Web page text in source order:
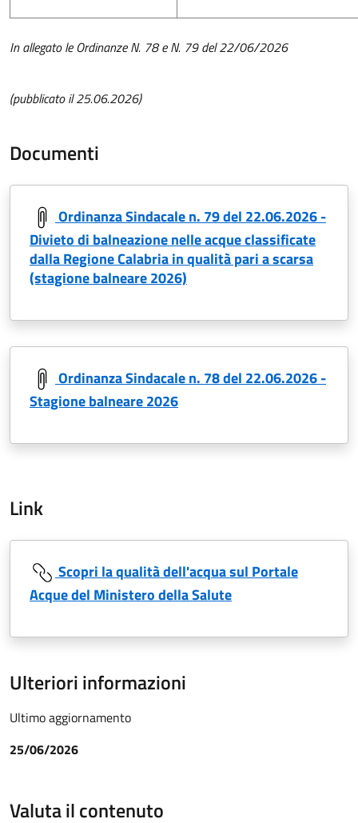
In allegato le Ordinanze N. 78 e N. 79 del 22/06/2026
(pubblicato il 25.06.2026)
Documenti
Ordinanza Sindacale n. 79 del 22.06.2026 -
Divieto di balneazione nelle acque classificate
dalla Regione Calabria in qualità pari a scarsa
(stagione balneare 2026)
Ordinanza Sindacale n. 78 del 22.06.2026 -
Stagione balneare 2026
Link
Scopri la qualità dell'acqua sul Portale
Acque del Ministero della Salute
Ulteriori informazioni
Ultimo aggiornamento
25/06/2026
Valuta il contenuto